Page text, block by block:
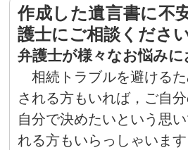
作成した遺言書に不
護士にご相談くださ
弁護士が様々なお悩み
相続トラブルを避ける
される方もいれば，ご自
自分で決めたいという思
れる方もいらっしゃいます